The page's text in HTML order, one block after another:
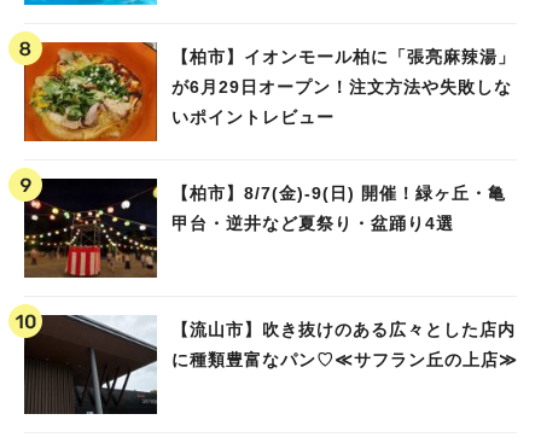
【柏市】イオンモール柏に「張亮麻辣湯」
が6月29日オープン！注文方法や失敗しな
いポイントレビュー
【柏市】8/7(金)‐9(日) 開催！緑ヶ丘・亀
甲台・逆井など夏祭り・盆踊り4選
【流山市】吹き抜けのある広々とした店内
に種類豊富なパン♡≪サフラン丘の上店≫